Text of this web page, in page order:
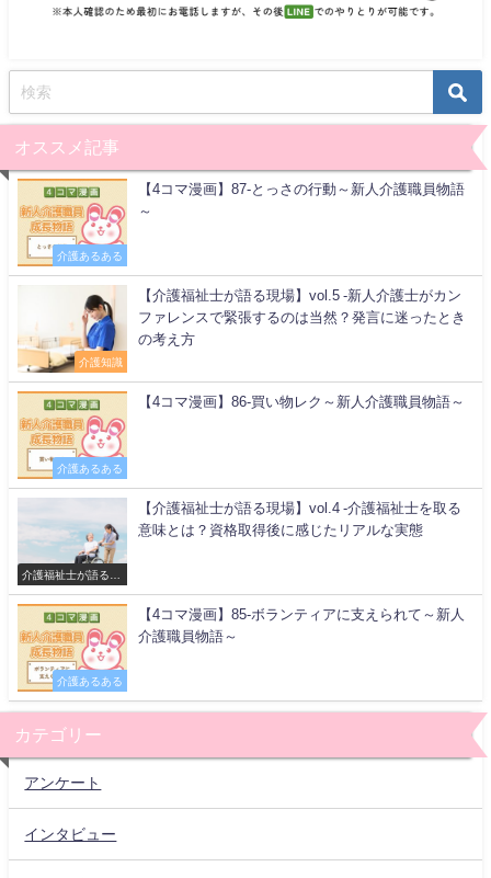
オススメ記事
介護あるある
【4コマ漫画】87-とっさの行動～新人介護職員物語
～
介護知識
【介護福祉士が語る現場】vol.5 -新人介護士がカン
ファレンスで緊張するのは当然？発言に迷ったとき
の考え方
介護あるある
【4コマ漫画】86-買い物レク～新人介護職員物語～
介護福祉士が語る現
場
【介護福祉士が語る現場】vol.4 -介護福祉士を取る
意味とは？資格取得後に感じたリアルな実態
介護あるある
【4コマ漫画】85-ボランティアに支えられて～新人
介護職員物語～
カテゴリー
アンケート
インタビュー